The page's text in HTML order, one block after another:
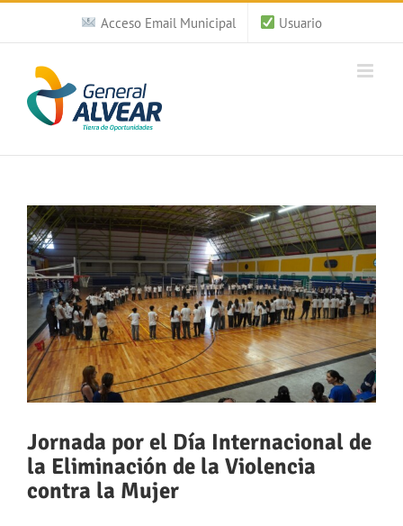
Saltar
contenido
Acceso Email Municipal Usuario
Ver
imagen
más
grande
Jornada por el Día Internacional de
la Eliminación de la Violencia
contra la Mujer